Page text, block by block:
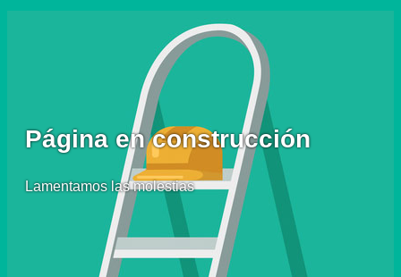
Página en construcción
Lamentamos las molestias